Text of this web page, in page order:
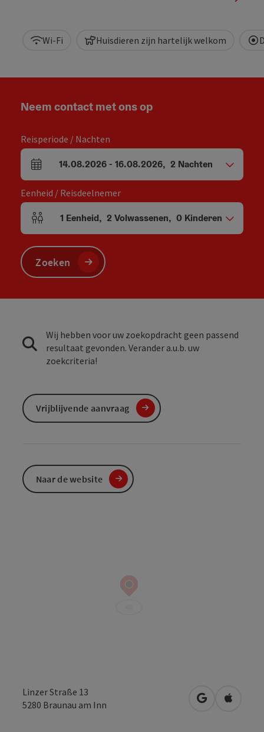
Wi-Fi Huisdieren zijn hartelijk welkom
Linzer Straße 13
5280 Braunau am Inn Openen in
Neem contact met ons op
Reisperiode / Nachten
Velden voor aankomst en vertrek
14.08.2026- 16.08.2026, 2 Nachten
Eenheid / Reisdeelnemer
Aantal eenheden en persoonsvelden
1 Eenheid, 2 Volwassenen, 0 Kinderen
Zoeken
Wij hebben voor uw zoekopdracht geen passend
resultaat gevonden. Verander a.u.b. uw
zoekcriteria!
Vrijblijvende aanvraag
Naar de website